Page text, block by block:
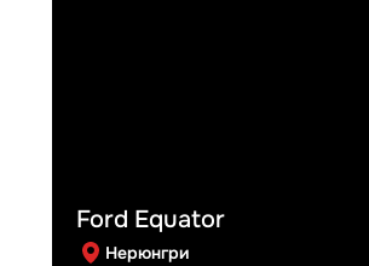
Ford Equator
Нерюнгри